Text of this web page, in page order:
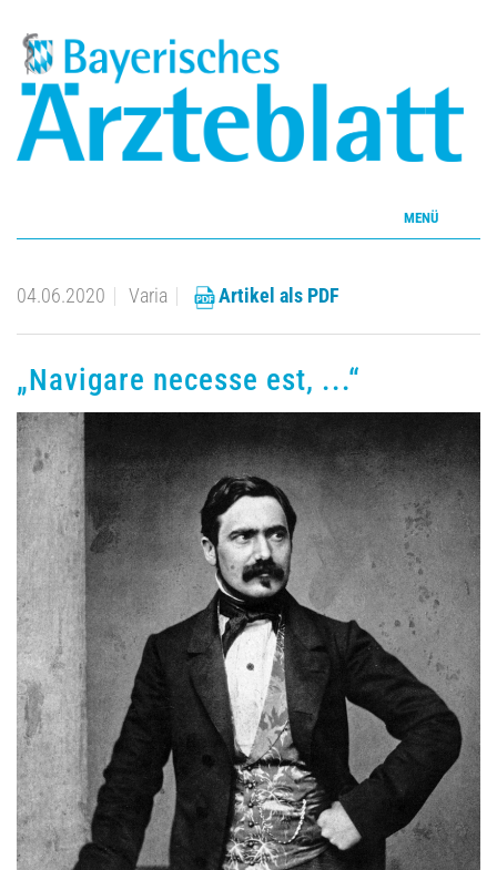
MENÜ
Aktuelles Heft
CME
Archiv
04.06.2020 Varia Artikel als PDF
„Navigare necesse est, ...“